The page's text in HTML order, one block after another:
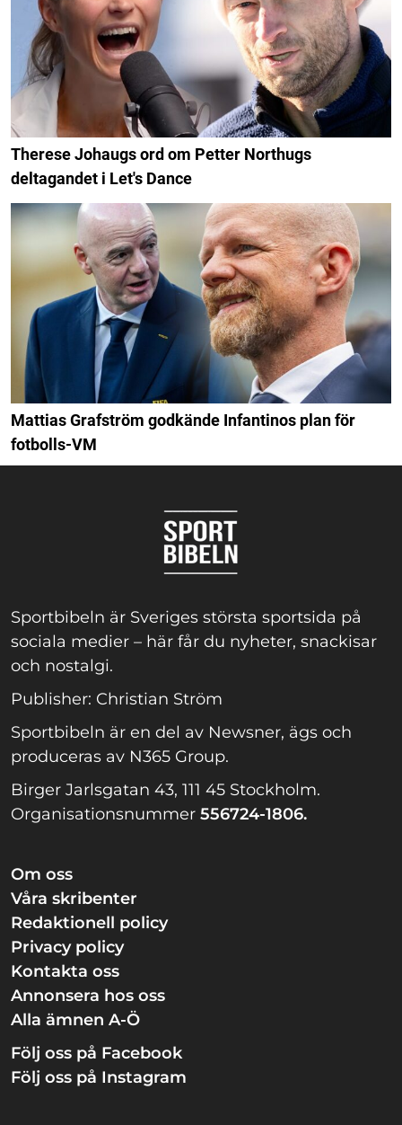
Therese Johaugs ord om Petter Northugs
deltagandet i Let's Dance
Mattias Grafström godkände Infantinos plan för
fotbolls-VM
Sportbibeln är Sveriges största sportsida på
sociala medier – här får du nyheter, snackisar
och nostalgi.
Publisher: Christian Ström
Sportbibeln är en del av Newsner, ägs och
produceras av N365 Group.
Birger Jarlsgatan 43, 111 45 Stockholm.
Organisationsnummer 556724-1806.
Om oss
Våra skribenter
Redaktionell policy
Privacy policy
Kontakta oss
Annonsera hos oss
Alla ämnen A-Ö
Följ oss på Facebook
Följ oss på Instagram